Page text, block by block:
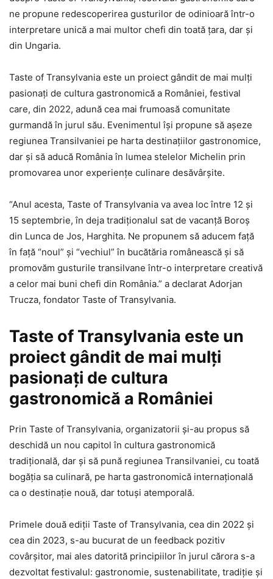
ne propune redescoperirea gusturilor de odinioară într-o
interpretare unică a mai multor chefi din toată țara, dar și
din Ungaria.
Taste of Transylvania este un proiect gândit de mai mulți
pasionați de cultura gastronomică a României, festival
care, din 2022, adună cea mai frumoasă comunitate
gurmandă în jurul său. Evenimentul își propune să așeze
regiunea Transilvaniei pe harta destinațiilor gastronomice,
dar și să aducă România în lumea stelelor Michelin prin
promovarea unor experiențe culinare desăvârșite.
“Anul acesta, Taste of Transylvania va avea loc între 12 și
15 septembrie, în deja tradiționalul sat de vacanță Boroș
din Lunca de Jos, Harghita. Ne propunem să aducem față
în față “noul” și “vechiul” în bucătăria românească și să
promovăm gusturile transilvane într-o interpretare creativă
a celor mai buni chefi din România.” a declarat Adorjan
Trucza, fondator Taste of Transylvania.
Taste of Transylvania este un
proiect gândit de mai mulți
pasionați de cultura
gastronomică a României
Prin Taste of Transylvania, organizatorii și-au propus să
deschidă un nou capitol în cultura gastronomică
tradițională, dar și să pună regiunea Transilvaniei, cu toată
bogăția sa culinară, pe harta gastronomică internațională
ca o destinație nouă, dar totuși atemporală.
Primele două ediții Taste of Transylvania, cea din 2022 și
cea din 2023, s-au bucurat de un feedback pozitiv
covârșitor, mai ales datorită principiilor în jurul cărora s-a
dezvoltat festivalul: gastronomie, sustenabilitate, tradiție și